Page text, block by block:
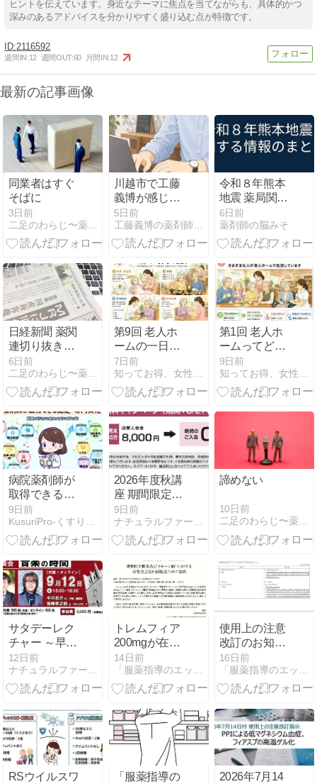
ヒントを伝えています。身近なテーマに焦点を当てながらも、具体的かつ
深みのあるアドバイスを分かりやすく盛り込む点が特徴です。
2116592
週間IN:12 週間OUT:60 月間IN:12
最新の記事画像
同業者はすぐ
そばに
3日前
川越市で工藤
義博が感じた
薬剤師に向い
ている人の特
徴２選
5日前
令和８年熊本
地震 薬局関連
情報のまとめ
6日前
薬剤師の脳みそ
日経新聞 薬関
連切り抜き
【2026年7月
㊦編】
6日前
第9回 老人ホ
ームの一日を
紹介！実際の
生活はどんな
感じ？
7日前
第1回 老人ホ
ームってどん
なところ？
9日前
病院薬剤師が
取得できる専
門・認定資格
58種まとめ
9日前
2026年度秋講
座 期間限定で
入会金無料キ
ャンペーンを
実施！
9日前
諦めない
10日前
サタデーレク
チャー ～早稲
田の杜の教養
シリーズ～
「音楽の時
介 氏、坂崎 幸
之助 氏）
12日前
トレムフィア
200mgが在宅
自己注射可能
に（潰瘍性大
腸炎，クロー
14日前
使用上の注意
改訂のお知ら
せ
16日前
RSウイルスワ
「服薬指導の
2026年7月14